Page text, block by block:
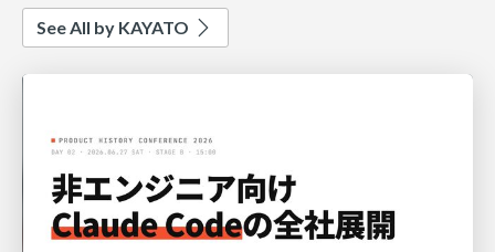
See All by KAYATO